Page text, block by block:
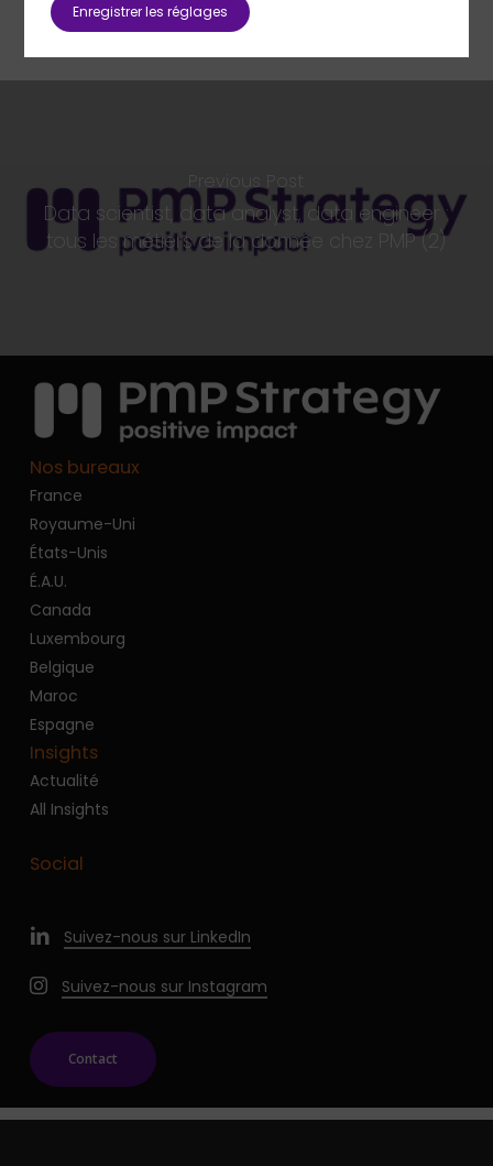
Previous Post
Data scientist, data analyst, data engineer :
tous les métiers de la donnée chez PMP (2)
Nos bureaux
France
Royaume-Uni
États-Unis
É.A.U.
Canada
Luxembourg
Belgique
Maroc
Espagne
Insights
Actualité
All Insights
Social
Suivez-nous sur LinkedIn
Suivez-nous sur Instagram
Contact
Enregistrer les réglages